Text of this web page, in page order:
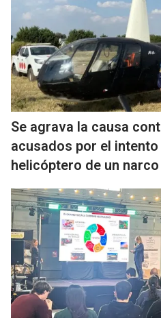
Se agrava la causa
acusados por el
helicóptero de un narco